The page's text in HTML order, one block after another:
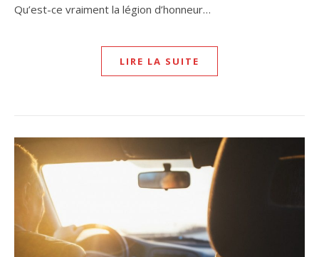
Qu’est-ce vraiment la légion d’honneur…
LIRE LA SUITE